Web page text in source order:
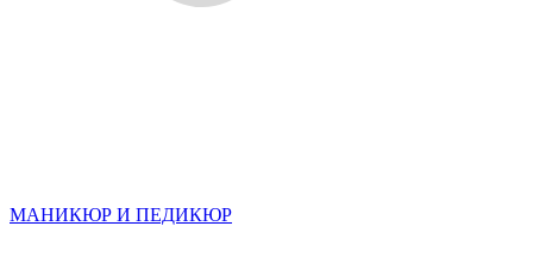
МАНИКЮР И ПЕДИКЮР